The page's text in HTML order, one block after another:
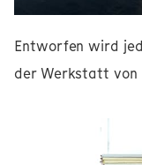
Entworfen wird
der Werkstatt von